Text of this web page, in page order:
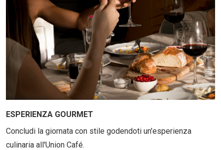
ESPERIENZA GOURMET
Concludi la giornata con stile godendoti un'esperienza
culinaria all'Union Café.